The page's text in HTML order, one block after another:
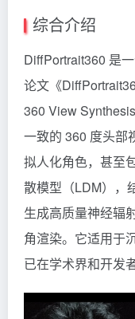
综合介绍
DiffPortrait360 是
论文《
360 View
一致的 360 度头部
拟人化角色，甚至
散模型（LDM），
生成高质量神经辐
角渲染。它适用于
已在学术界和开发